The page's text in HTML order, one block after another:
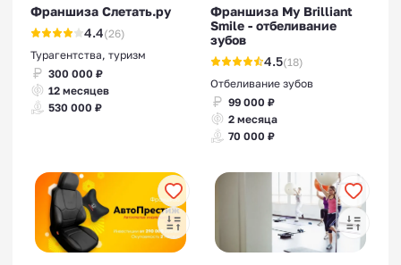
Франшизы в сфере услуг
Франшизы ремонта под
ключ
Франшиза Слетать.ру
4.4(26)
Турагентства, туризм
300 000 ₽
12 месяцев
530 000 ₽
Франшиза My Brilliant
Smile - отбеливание
зубов
4.5(18)
Отбеливание зубов
99 000 ₽
2 месяца
70 000 ₽